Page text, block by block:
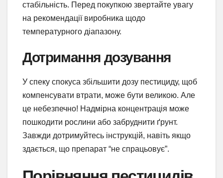
стабільність. Перед покупкою звертайте увагу
на рекомендації виробника щодо
температурного діапазону.
Дотримання дозування
У спеку спокуса збільшити дозу пестициду, щоб
компенсувати втрати, може бути великою. Але
це небезпечно! Надмірна концентрація може
пошкодити рослини або забруднити ґрунт.
Завжди дотримуйтесь інструкцій, навіть якщо
здається, що препарат “не спрацьовує”.